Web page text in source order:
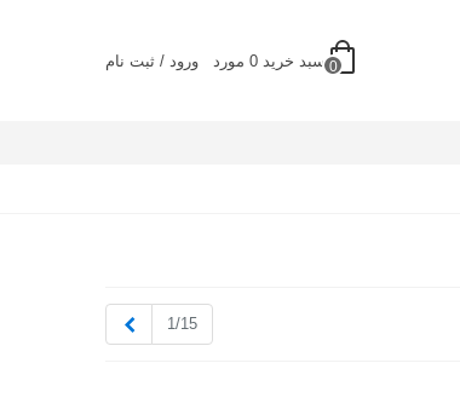
0 سبد خرید 0 مورد ورود / ثبت نام
1/15